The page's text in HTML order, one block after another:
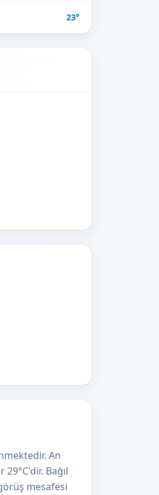
23°
An
Bağıl
mesafesi